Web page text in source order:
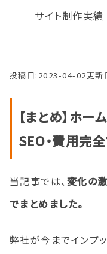
サイト制作実績
投稿日: 2023-04-02更新
【まとめ】ホ
SEO・費用完
当記事では、変化の
でまとめました。
弊社が今までインプ